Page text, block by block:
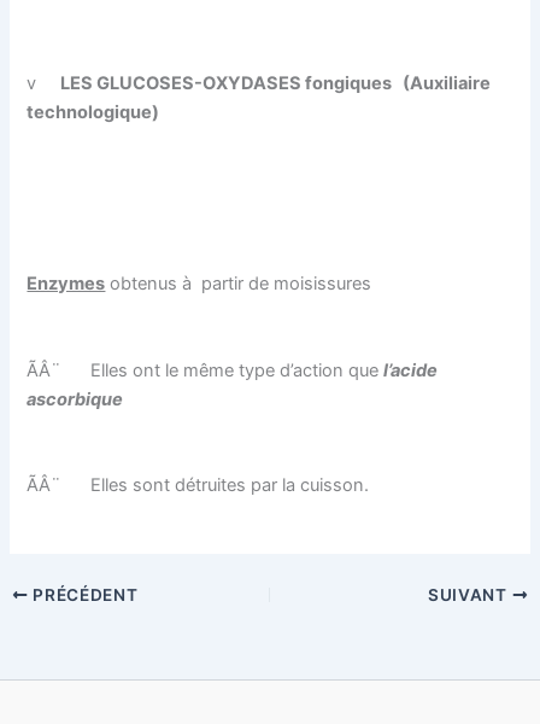
v LES GLUCOSES-OXYDASES fongiques (Auxiliaire
technologique)
Enzymes obtenus à partir de moisissures
ÃÂ¨ Elles ont le même type d’action quel’acide
ascorbique
ÃÂ¨ Elles sont détruites par la cuisson.
PRÉCÉDENT SUIVANT